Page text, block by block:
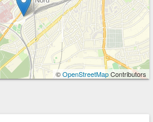
©OpenStreetMapContributors